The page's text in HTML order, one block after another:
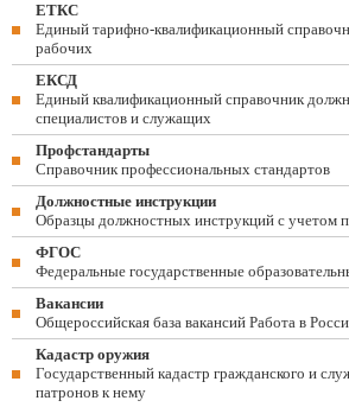
ЕТКС
Единый тарифно-квалификационный
рабочих
ЕКСД
Единый квалификационный справочник
специалистов и служащих
Профстандарты
Справочник профессиональных стандартов
Должностные инструкции
Образцы должностных инструкций с учетом
ФГОС
Федеральные государственные
Вакансии
Общероссийская база вакансий Работа в
Кадастр оружия
Государственный кадастр гражданского и
патронов к нему